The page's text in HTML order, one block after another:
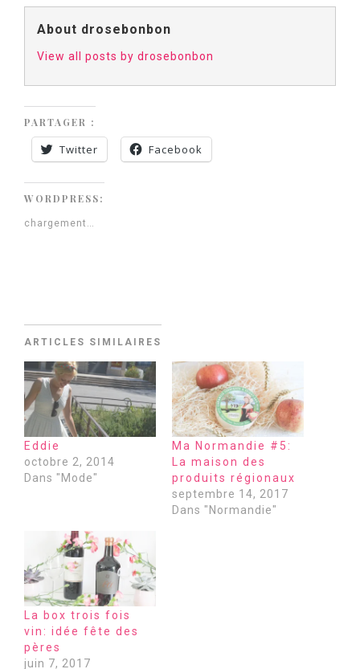
About drosebonbon
View all posts by drosebonbon
PARTAGER :
Twitter Facebook
WORDPRESS:
chargement…
ARTICLES SIMILAIRES
Eddie
octobre 2, 2014
Dans "Mode"
Ma Normandie #5:
La maison des
produits régionaux
septembre 14, 2017
Dans "Normandie"
La box trois fois
vin: idée fête des
pères
juin 7, 2017